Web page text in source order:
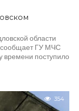
области
сообщает ГУ МЧС
времени поступило
354